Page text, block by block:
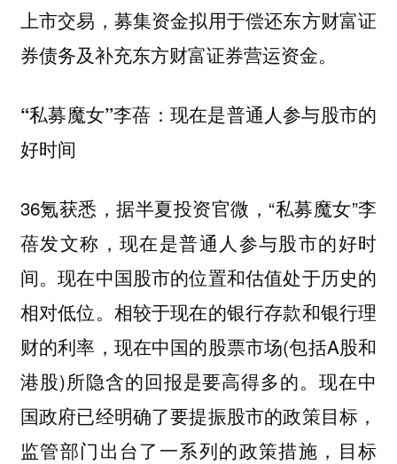
上市交易，募集资金拟用于偿还东方财富证
券债务及补充东方财富证券营运资金。
“私募魔女”李蓓：现在是普通人参与股市的
好时间
36氪获悉，据半夏投资官微，“私募魔女”李
蓓发文称，现在是普通人参与股市的好时
间。现在中国股市的位置和估值处于历史的
相对低位。相较于现在的银行存款和银行理
财的利率，现在中国的股票市场(包括A股和
港股)所隐含的回报是要高得多的。现在中
国政府已经明确了要提振股市的政策目标，
监管部门出台了一系列的政策措施，目标